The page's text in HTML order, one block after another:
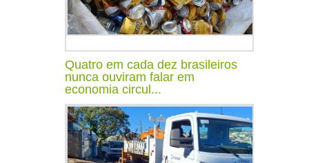
Quatro em cada dez brasileiros
nunca ouviram falar em
economia circul...